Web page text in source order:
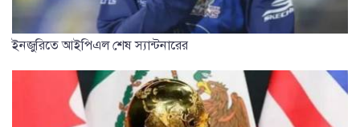
ইনজুরিতে আইপিএল শেষ স্যান্টনারের